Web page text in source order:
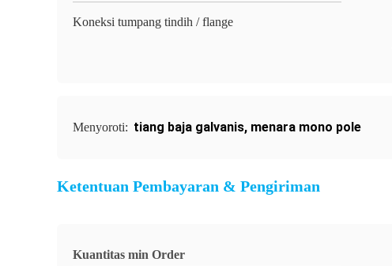
Koneksi tumpang tindih / flange
Menyoroti: tiang baja galvanis, menara mono pole
Ketentuan Pembayaran & Pengiriman
Kuantitas min Order